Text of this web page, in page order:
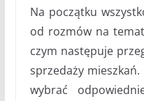
Na początku
od rozmów na
czym następuje
sprzedaży
wybrać